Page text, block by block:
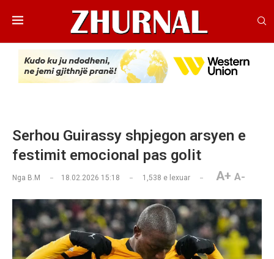
Serhou Guirassy shpjegon arsyen e
festimit emocional pas golit
Nga B.M 18.02.2026 15:18 1,538 e lexuar A+ A-